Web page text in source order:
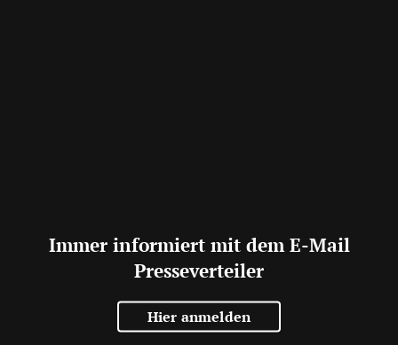
Immer informiert mit dem E-Mail
Presseverteiler
Hier anmelden